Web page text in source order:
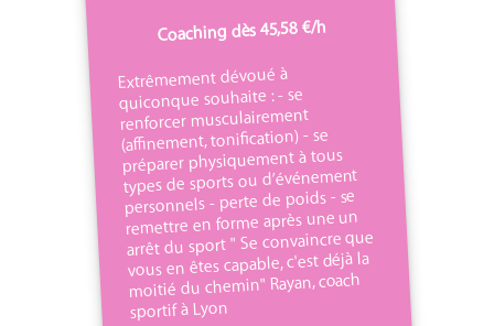
Coaching dès 45,58 €/h
Extrêmement dévoué à
quiconque souhaite : - se
renforcer musculairement
(affinement, tonification) - se
préparer physiquement à tous
types de sports ou d’événement
personnels - perte de poids - se
remettre en forme après une un
arrêt du sport " Se convaincre que
vous en êtes capable, c'est déjà la
moitié du chemin" Rayan, coach
sportif à Lyon